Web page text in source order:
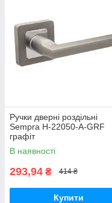
Ручки дверні роздільні
Sempra H-22050-A-GRF
графіт
В наявності
293,94 ₴ 414 ₴
Купити